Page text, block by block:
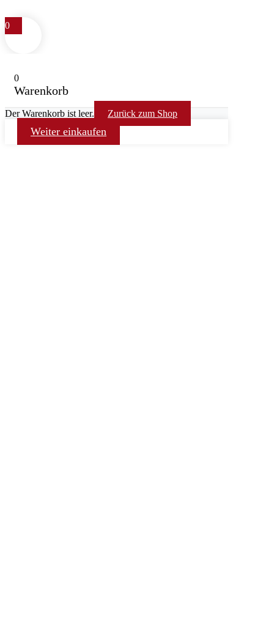
0
0
Warenkorb
Der Warenkorb ist leer. Zurück zum Shop
Weiter einkaufen